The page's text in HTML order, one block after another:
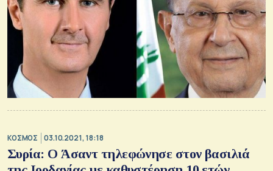
ΚΟΣΜΟΣ 03.10.2021, 18:18
Συρία: Ο Άσαντ τηλεφώνησε στον βασιλιά